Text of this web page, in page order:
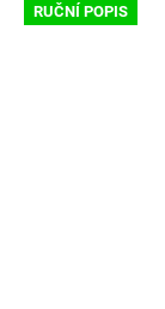
RUČNÍ POPIS